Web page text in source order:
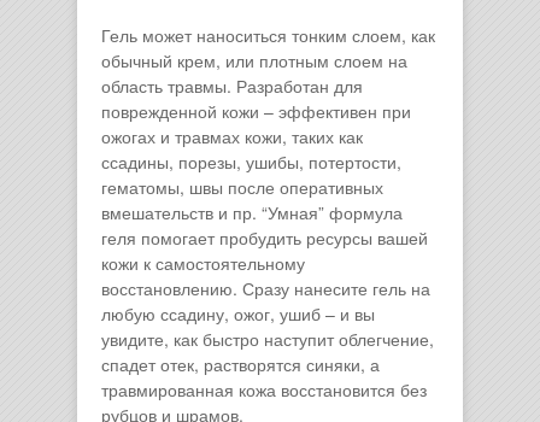
Гель может наноситься тонким слоем, как
обычный крем, или плотным слоем на
область травмы. Разработан для
поврежденной кожи – эффективен при
ожогах и травмах кожи, таких как
ссадины, порезы, ушибы, потертости,
гематомы, швы после оперативных
вмешательств и пр. “Умная” формула
геля помогает пробудить ресурсы вашей
кожи к самостоятельному
восстановлению. Сразу нанесите гель на
любую ссадину, ожог, ушиб – и вы
увидите, как быстро наступит облегчение,
спадет отек, растворятся синяки, а
травмированная кожа восстановится без
рубцов и шрамов.